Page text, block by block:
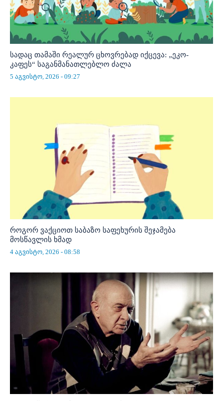
სადაც თამაში რეალურ ცხოვრებად იქცევა: „ეკო-
კაფეს“ საგანმანათლებლო ძალა
5 აგვისტო, 2026 - 09:27
როგორ ვაქციოთ საბაზო საფეხურის შეჯამება
მოსწავლის ხმად
4 აგვისტო, 2026 - 08:58